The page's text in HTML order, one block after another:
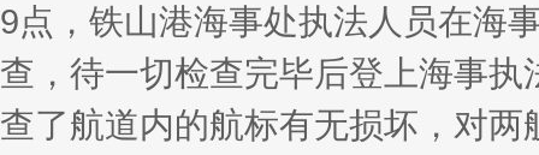
9点，铁山港海事处执法人员在海
查，待一切检查完毕后登上海事执
查了航道内的航标有无损坏，对